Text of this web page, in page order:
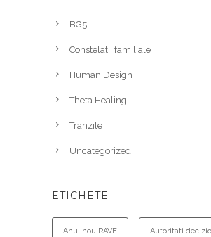
BG5
Constelatii familiale
Human Design
Theta Healing
Tranzite
Uncategorized
ETICHETE
Anul nou RAVE Autoritati